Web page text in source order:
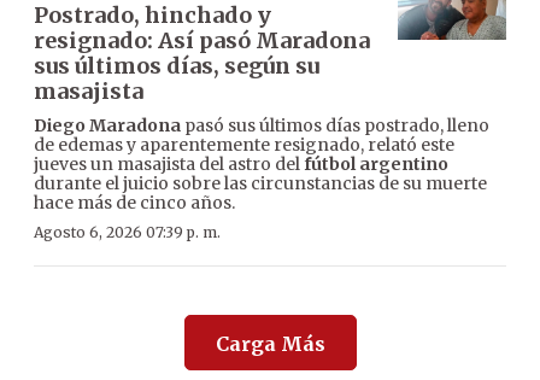
Postrado, hinchado y
resignado: Así pasó Maradona
sus últimos días, según su
masajista
Diego Maradona pasó sus últimos días postrado, lleno
de edemas y aparentemente resignado, relató este
jueves un masajista del astro delfútbol argentino
durante el juicio sobre las circunstancias de su muerte
hace más de cinco años.
Agosto 6, 2026 07:39 p. m.
Carga Más